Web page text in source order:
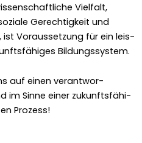
Vielfalt,
Gerechtigkeit und
Voraus­set­zung für ein leis­
Bil­dungssys­tem.
auf einen ver­ant­wor­
im Sinne ein­er zukun­fts­fähi­
Prozess!